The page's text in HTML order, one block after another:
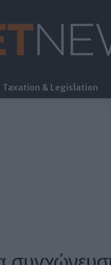
Taxation & Legislation